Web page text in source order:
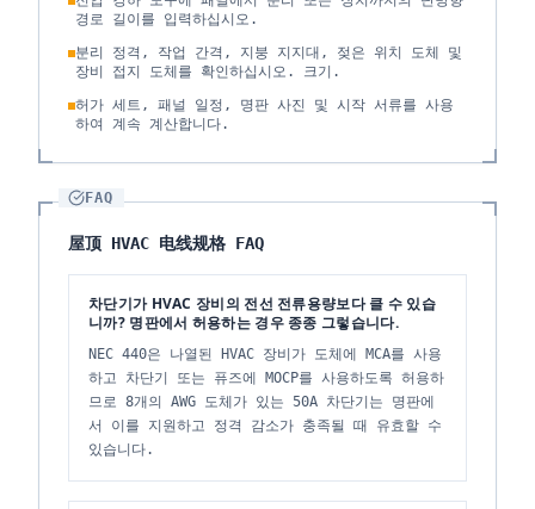
경로 길이를 입력하십시오.
분리 정격, 작업 간격, 지붕 지지대, 젖은 위치 도체 및
장비 접지 도체를 확인하십시오. 크기.
허가 세트, 패널 일정, 명판 사진 및 시작 서류를 사용
하여 계속 계산합니다.
FAQ
屋顶 HVAC 电线规格 FAQ
차단기가 HVAC 장비의 전선 전류용량보다 클 수 있습
니까? 명판에서 허용하는 경우 종종 그렇습니다.
NEC 440은 나열된 HVAC 장비가 도체에 MCA를 사용
하고 차단기 또는 퓨즈에 MOCP를 사용하도록 허용하
므로 8개의 AWG 도체가 있는 50A 차단기는 명판에
서 이를 지원하고 정격 감소가 충족될 때 유효할 수
있습니다.